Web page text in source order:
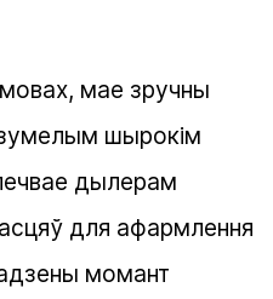
мае зручны
шырокім
дылерам
для афармлення
момант